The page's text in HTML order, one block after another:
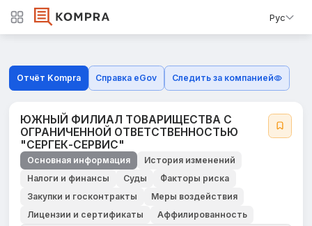
Рус
Отчёт Kompra Справка eGov Следить за компанией
ЮЖНЫЙ ФИЛИАЛ ТОВАРИЩЕСТВА С
ОГРАНИЧЕННОЙ ОТВЕТСТВЕННОСТЬЮ
"СЕРГЕК-СЕРВИС"
Основная информация
История изменений
Налоги и финансы
Суды
Факторы риска
Закупки и госконтракты
Меры воздействия
Лицензии и сертификаты
Аффилированность